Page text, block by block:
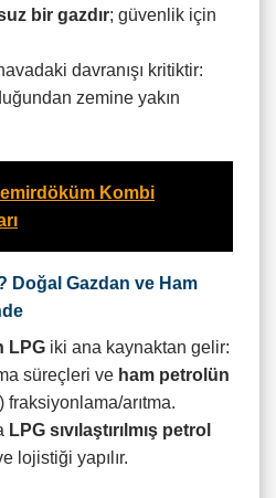
bir gazdır; güvenlik için
davranışı kritiktir:
zemine yakın
Kombi
Doğal Gazdan ve Ham
LPG iki ana kaynaktan gelir:
süreçleri ve ham petrolün
fraksiyonlama/arıtma.
LPG sıvılaştırılmış petrol
lojistiği yapılır.